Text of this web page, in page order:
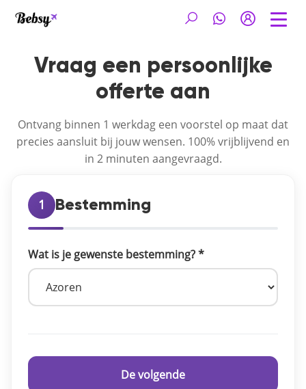
Vraag een persoonlijke
offerte aan
Ontvang binnen 1 werkdag een voorstel op maat dat
precies aansluit bij jouw wensen. 100% vrijblijvend en
in 2 minuten aangevraagd.
1 Bestemming
Wat is je gewenste bestemming? *
De volgende